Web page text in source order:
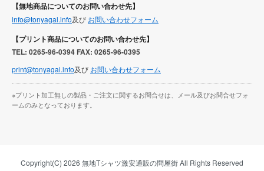
【無地商品についてのお問い合わせ先】
info@tonyagai.info及び お問い合わせフォーム
【プリント商品についてのお問い合わせ先】
TEL: 0265-96-0394 FAX: 0265-96-0395
print@tonyagai.info及び お問い合わせフォーム
※プリント加工無しの製品・ご注文に関するお問合せは、メール及びお問合せフォ
ームのみとなっております。
Copyright(C) 2026 無地Tシャツ激安通販の問屋街 All Rights Reserved